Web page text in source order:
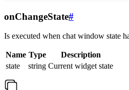
onChangeState#
Is executed when chat window state
Name Type
Description
state
string Current widget state